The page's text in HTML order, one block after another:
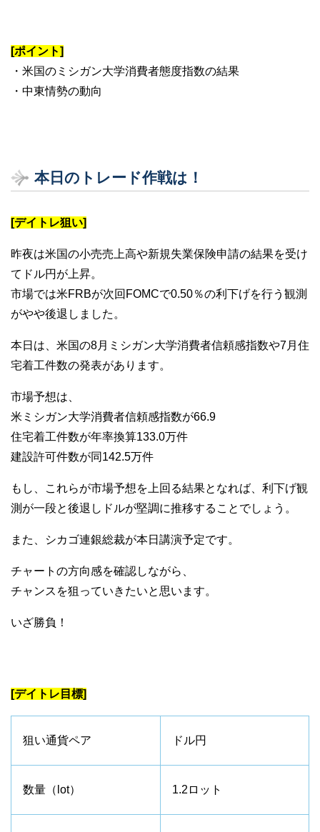
[ポイント]
・米国のミシガン大学消費者態度指数の結果
・中東情勢の動向
本日のトレード作戦は！
[デイトレ狙い]
昨夜は米国の小売売上高や新規失業保険申請の結果を受け
てドル円が上昇。
市場では米FRBが次回FOMCで0.50％の利下げを行う観測
がやや後退しました。
本日は、米国の8月ミシガン大学消費者信頼感指数や7月住
宅着工件数の発表があります。
市場予想は、
米ミシガン大学消費者信頼感指数が66.9
住宅着工件数が年率換算133.0万件
建設許可件数が同142.5万件
もし、これらが市場予想を上回る結果となれば、利下げ観
測が一段と後退しドルが堅調に推移することでしょう。
また、シカゴ連銀総裁が本日講演予定です。
チャートの方向感を確認しながら、
チャンスを狙っていきたいと思います。
いざ勝負！
[デイトレ目標]
狙い通貨ペア ドル円
数量（lot） 1.2ロット